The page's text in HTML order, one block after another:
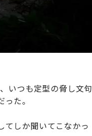
いつも定型の脅し文句
た。
てしか聞いてこなかっ